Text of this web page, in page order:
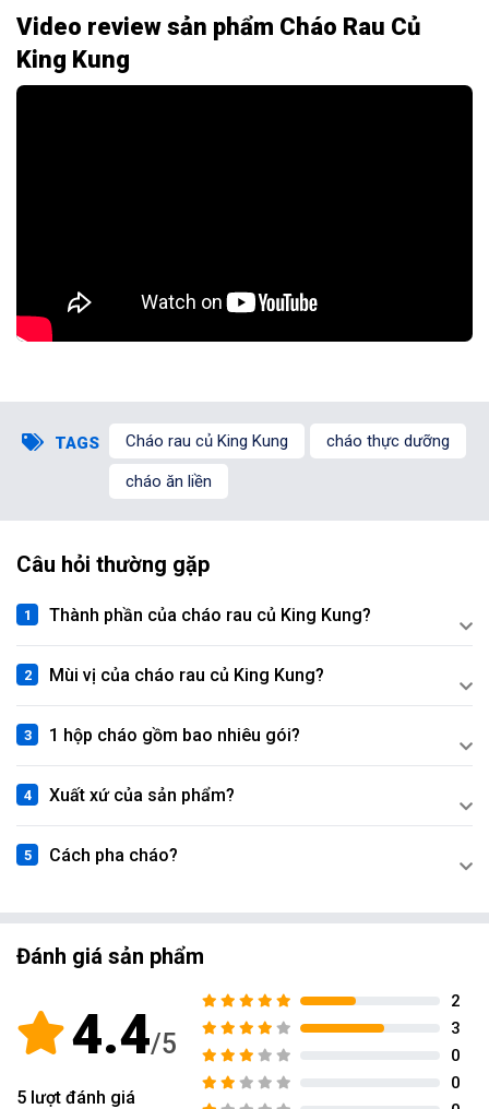
Video review sản phẩm Cháo Rau Củ
King Kung
TAGS Cháo rau củ King Kung cháo thực dưỡng
cháo ăn liền
Câu hỏi thường gặp
Thành phần của cháo rau củ King Kung?
Mùi vị của cháo rau củ King Kung?
1 hộp cháo gồm bao nhiêu gói?
Xuất xứ của sản phẩm?
Cách pha cháo?
Đánh giá sản phẩm
4.4
5 lượt đánh giá
2
3
0
0